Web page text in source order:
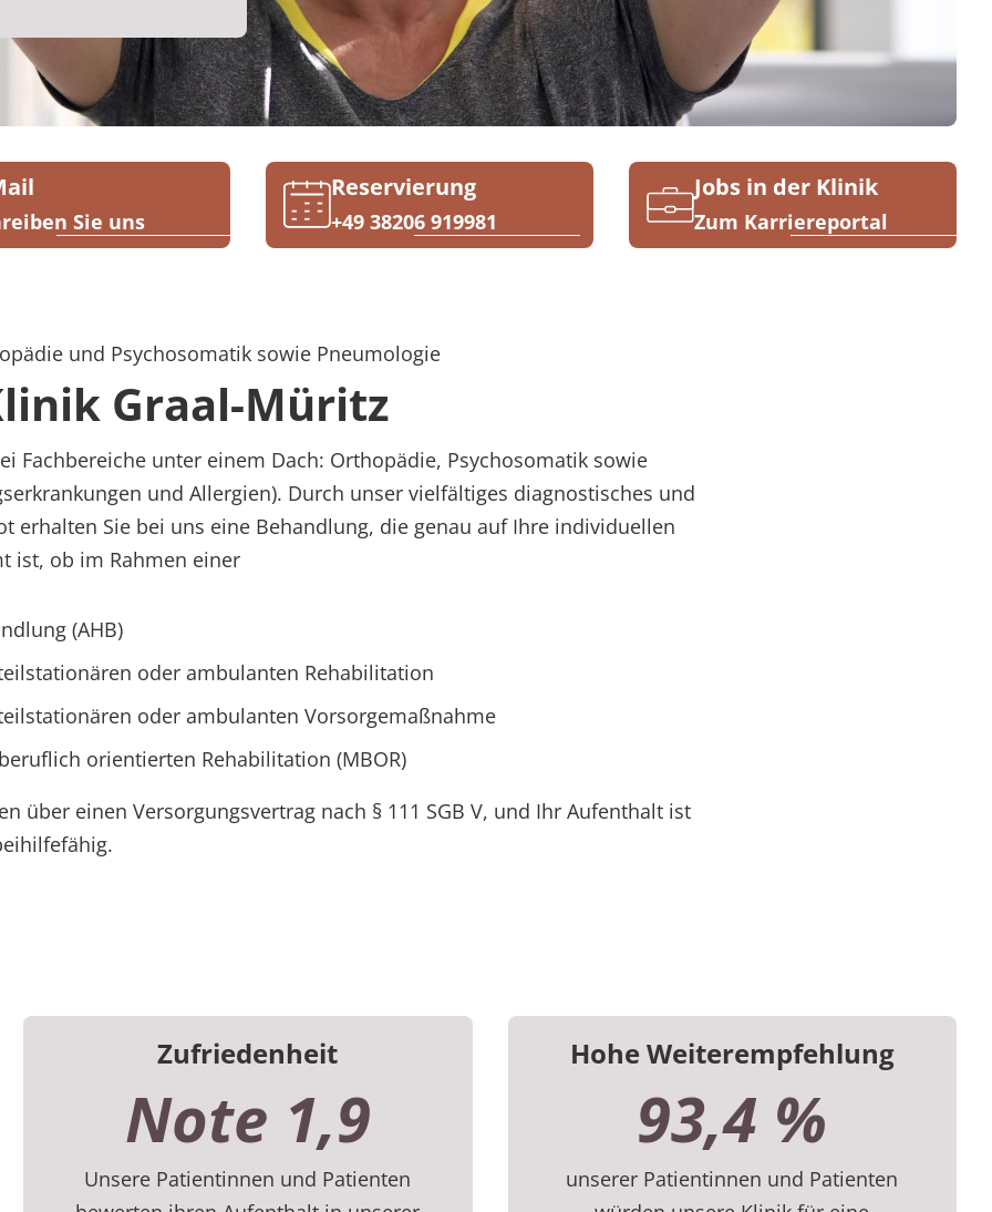
Sie uns
Reservierung
+49 38206 919981
Jobs in der Klinik
Zum Karriereportal
und Psychosomatik sowie Pneumologie
Graal-Müritz
Fachbereiche unter einem Dach: Orthopädie, Psychosomatik sowie
und Allergien). Durch unser vielfältiges diagnostisches und
erhalten Sie bei uns eine Behandlung, die genau auf Ihre individuellen
ist, ob im Rahmen einer
(AHB)
oder ambulanten Rehabilitation
oder ambulanten Vorsorgemaßnahme
orientierten Rehabilitation (MBOR)
über einen Versorgungsvertrag nach § 111 SGB V, und Ihr Aufenthalt ist
Zufriedenheit
Note 1,9
Unsere Patientinnen und Patienten
Hohe Weiterempfehlung
93,4 %
unserer Patientinnen und Patienten